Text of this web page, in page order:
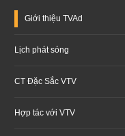
Giới thiệu TVAd
Lịch phát sóng
CT Đặc Sắc VTV
Hợp tác với VTV